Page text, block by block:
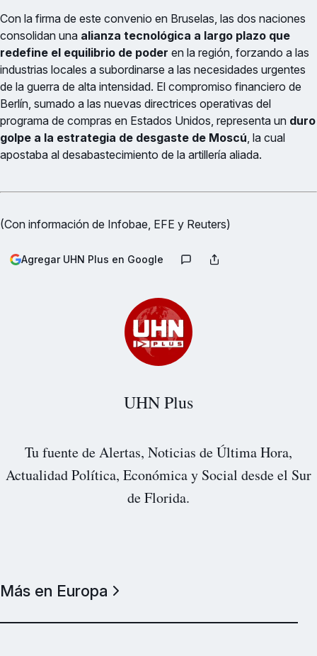
Con la firma de este convenio en Bruselas, las dos naciones
consolidan una alianza tecnológica a largo plazo que
redefine el equilibrio de poder en la región, forzando a las
industrias locales a subordinarse a las necesidades urgentes
de la guerra de alta intensidad. El compromiso financiero de
Berlín, sumado a las nuevas directrices operativas del
programa de compras en Estados Unidos, representa un duro
golpe a la estrategia de desgaste de Moscú , la cual
apostaba al desabastecimiento de la artillería aliada.
(Con información de Infobae, EFE y Reuters)
Agregar UHN Plus en Google
UHN Plus
Tu fuente de Alertas, Noticias de Última Hora,
Actualidad Política, Económica y Social desde el Sur
de Florida.
Más en Europa